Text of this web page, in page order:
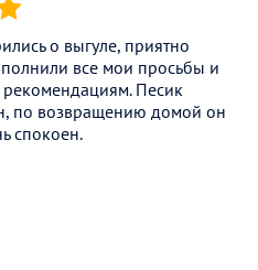
о выгуле, приятно
все мои просьбы и
рекомендациям. Песик
по возвращению домой он
спокоен.